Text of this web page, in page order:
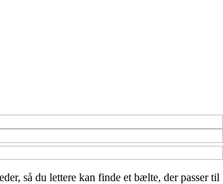
så du lettere kan finde et bælte, der passer til